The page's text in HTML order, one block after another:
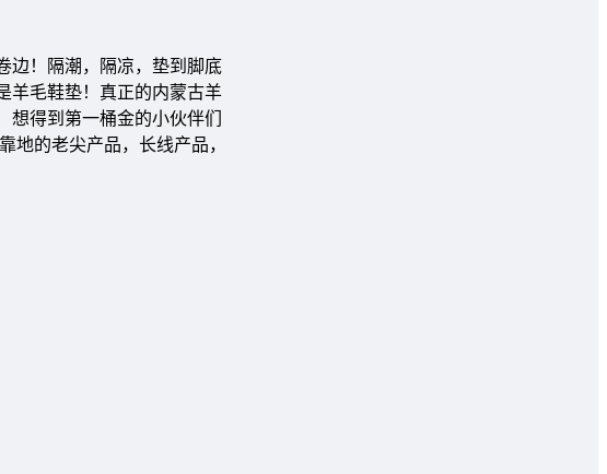
边！隔潮，隔凉，垫到脚底
羊毛鞋垫！真正的内蒙古羊
得到第一桶金的小伙伴们
地的老尖产品，长线产品，